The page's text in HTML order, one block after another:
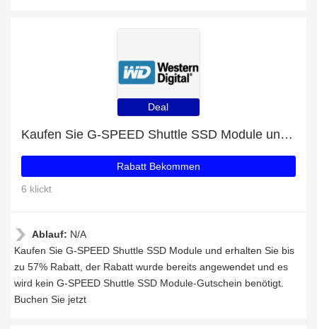
Deal
Kaufen Sie G-SPEED Shuttle SSD Module und erhalten Sie bis zu 57% Rabatt
Rabatt Bekommen
6 klickt
Ablauf: N/A
Kaufen Sie G-SPEED Shuttle SSD Module und erhalten Sie bis
zu 57% Rabatt, der Rabatt wurde bereits angewendet und es
wird kein G-SPEED Shuttle SSD Module-Gutschein benötigt.
Buchen Sie jetzt